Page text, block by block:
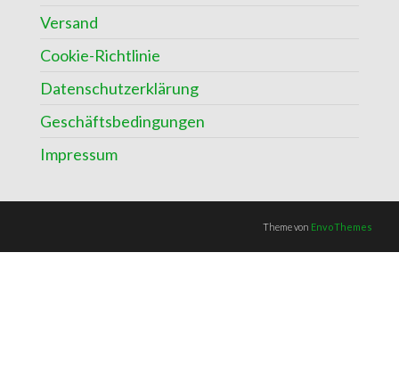
Versand
Cookie-Richtlinie
Datenschutzerklärung
Geschäftsbedingungen
Impressum
Theme von EnvoThemes